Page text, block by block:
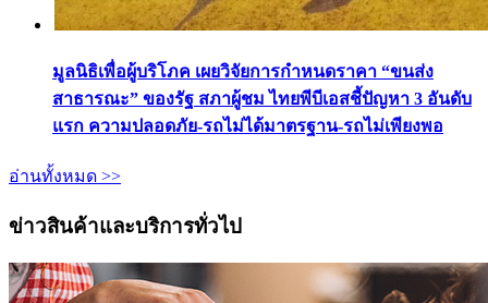
มูลนิธิเพื่อผู้บริโภค เผยวิจัยการกำหนดราคา “ขนส่ง
สาธารณะ” ของรัฐ สภาผู้ชม ไทยพีบีเอสชี้ปัญหา 3 อันดับ
แรก ความปลอดภัย-รถไม่ได้มาตรฐาน-รถไม่เพียงพอ
อ่านทั้งหมด >>
ข่าวสินค้าและบริการทั่วไป